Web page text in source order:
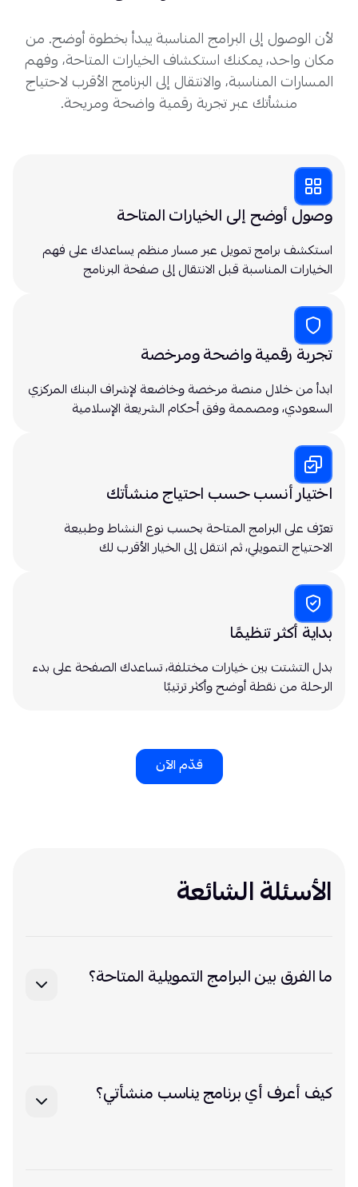
لأن الوصول إلى البرامج المناسبة يبدأ بخطوة أوضح. من
مكان واحد، يمكنك استكشاف الخيارات المتاحة، وفهم
المسارات المناسبة، والانتقال إلى البرنامج الأقرب لاحتياج
منشأتك عبر تجربة رقمية واضحة ومريحة.
وصول أوضح إلى الخيارات المتاحة
استكشف برامج تمويل عبر مسار منظم يساعدك على فهم
الخيارات المناسبة قبل الانتقال إلى صفحة البرنامج
تجربة رقمية واضحة ومرخصة
ابدأ من خلال منصة مرخصة وخاضعة لإشراف البنك المركزي
السعودي، ومصممة وفق أحكام الشريعة الإسلامية
اختيار أنسب حسب احتياج منشأتك
تعرّف على البرامج المتاحة بحسب نوع النشاط وطبيعة
الاحتياج التمويلي، ثم انتقل إلى الخيار الأقرب لك
بداية أكثر تنظيمًا
بدل التشتت بين خيارات مختلفة، تساعدك الصفحة على بدء
الرحلة من نقطة أوضح وأكثر ترتيبًا
قدّم الآن
الأسئلة الشائعة
ما الفرق بين البرامج التمويلية المتاحة؟
كيف أعرف أي برنامج يناسب منشأتي؟